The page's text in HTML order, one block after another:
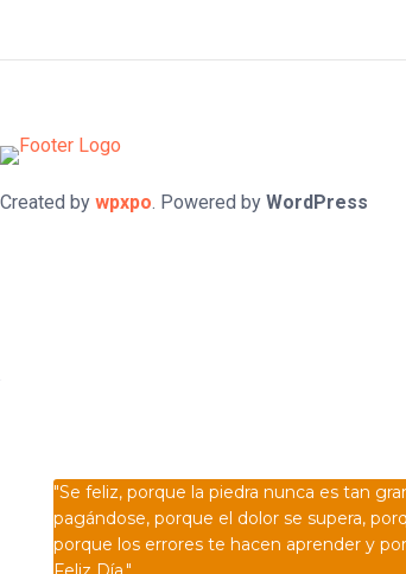
Created by wpxpo. Powered by WordPress
"Se feliz, porque la piedra nunca es tan
pagándose, porque el dolor se supera,
porque los errores te hacen aprender y